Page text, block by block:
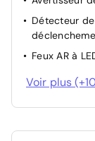
Détecteur
Feux AR à
Feux AV LED
Voir plus